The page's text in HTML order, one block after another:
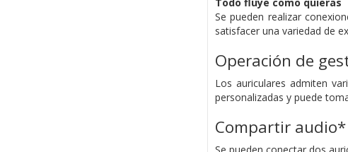
Todo fluye como quieras
Se pueden realizar
satisfacer una variedad de
Operación de
Los auriculares admiten
personalizadas y puede
Compartir audio*